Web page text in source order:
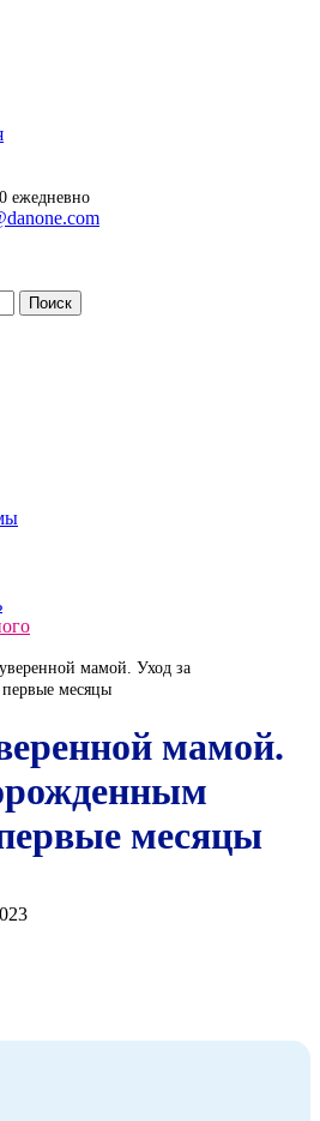
ежедневно
мамой. Уход за
месяцы
мамой.
месяцы